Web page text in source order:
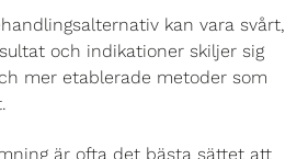
kan vara svårt,
och indikationer skiljer sig
mer etablerade metoder som
.
är ofta det bästa sättet att